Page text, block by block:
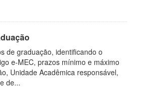
de graduação, identificando o
e-MEC, prazos mínimo e máximo
Unidade Acadêmica responsável,
de...